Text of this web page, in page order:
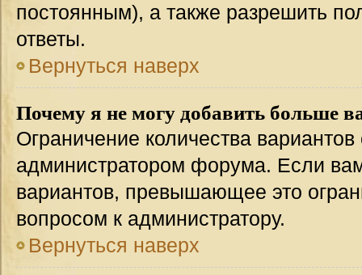
постоянным), а также разрешить
ответы.
Вернуться наверх
Почему я не могу добавить больше
Ограничение количества вариантов
администратором форума. Если
вариантов, превышающее это
вопросом к администратору.
Вернуться наверх